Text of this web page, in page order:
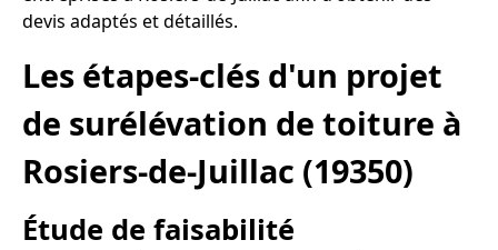
devis adaptés et détaillés.
Les étapes-clés d'un projet
de surélévation de toiture à
Rosiers-de-Juillac (19350)
Étude de faisabilité